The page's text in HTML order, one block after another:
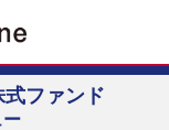
式ファンド
ー